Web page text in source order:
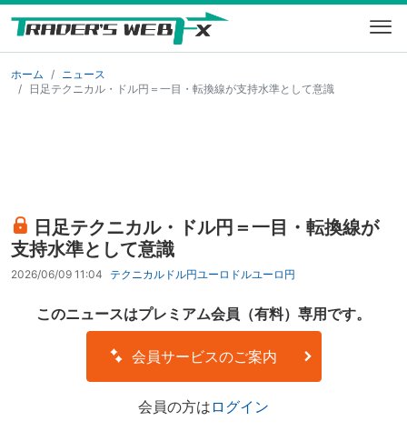
ホーム
ニュース
日足テクニカル・ドル円＝一目・転換線が支持水準として意識
日足テクニカル・ドル円＝一目・転換線が
支持水準として意識
2026/06/09 11:04 テクニカル ドル円ユーロドルユーロ円
このニュースはプレミアム会員（有料）専用です。
会員サービスのご案内
会員の方は ログイン